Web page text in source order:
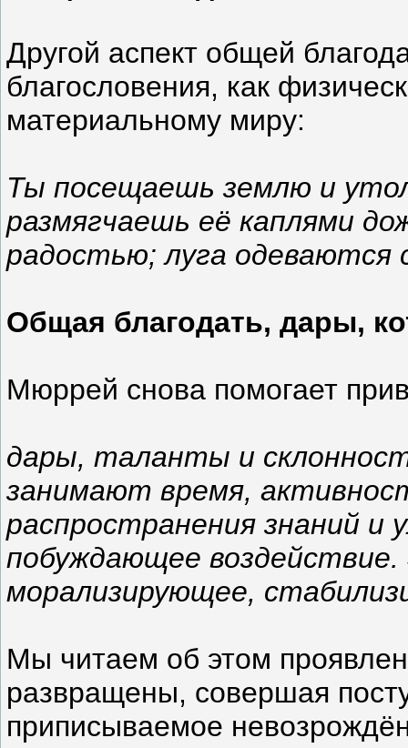
Другой аспект общей
благословения, как
материальному миру:
Ты посещаешь землю и
размягчаешь её каплями
радостью; луга
Общая благодать, дары,
Мюррей снова помогает
дары, таланты и
занимают время,
распространения знаний
побуждающее
морализирующее,
Мы читаем об этом
развращены, совершая
приписываемое